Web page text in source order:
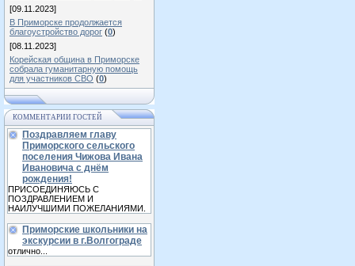
[09.11.2023]
В Приморске продолжается
благоустройство дорог (0)
[08.11.2023]
Корейская община в Приморске
собрала гуманитарную помощь
для участников СВО (0)
КОММЕНТАРИИ ГОСТЕЙ
Поздравляем главу
Приморского сельского
поселения Чижова Ивана
Ивановича с днём
рождения!
ПРИСОЕДИНЯЮСЬ С
ПОЗДРАВЛЕНИЕМ И
НАИЛУЧШИМИ ПОЖЕЛАНИЯМИ.
Приморские школьники на
экскурсии в г.Волгограде
отлично...